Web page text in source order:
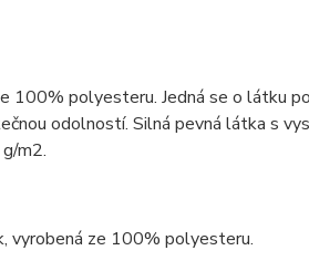
100% polyesteru. Jedná se o látku
odolností. Silná pevná látka s
m2.
vyrobená ze 100% polyesteru.